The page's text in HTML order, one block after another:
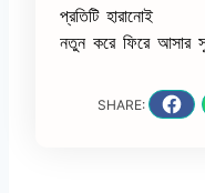
প্রতিটি হারানোই
নতুন করে ফিরে
SHARE: